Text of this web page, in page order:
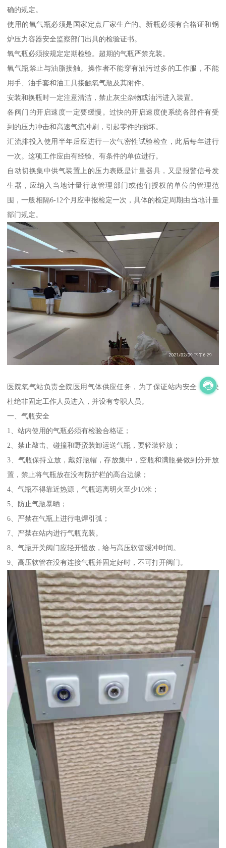
确的规定。
使用的氧气瓶必须是国家定点厂家生产的。新瓶必须有合格证和锅
炉压力容器安全监察部门出具的检验证书。
氧气瓶必须按规定定期检验。超期的气瓶严禁充装。
氧气瓶禁止与油脂接触。操作者不能穿有油污过多的工作服，不能
用手、油手套和油工具接触氧气瓶及其附件。
安装和换瓶时一定注意清洁，禁止灰尘杂物或油污进入装置。
各阀门的开启速度一定要缓慢。过快的开启速度使系统各部件有受
到的压力冲击和高速气流冲刷，引起零件的损坏。
汇流排投入使用半年后应进行一次气密性试验检查，此后每年进行
一次。这项工作应由有经验、有条件的单位进行。
自动切换集中供气装置上的压力表既是计量器具，又是报警信号发
生器，应纳入当地计量行政管理部门或他们授权的单位的管理范
围，一般相隔6-12个月应申报检定一次，具体的检定周期由当地计量
部门规定。
医院氧气站负责全院医用气体供应任务，为了保证站内安全，坚决
杜绝非固定工作人员进入，并设有专职人员。
一、气瓶安全
1、站内使用的气瓶必须有检验合格证；
2、禁止敲击、碰撞和野蛮装卸运送气瓶，要轻装轻放；
3、气瓶保持立放，戴好瓶帽，存放集中，空瓶和满瓶要做到分开放
置，禁止将气瓶放在没有防护栏的高台边缘；
4、气瓶不得靠近热源，气瓶远离明火至少10米；
5、防止气瓶暴晒；
6、严禁在气瓶上进行电焊引弧；
7、严禁在站内进行气瓶充装。
8、气瓶开关阀门应轻开慢放，给与高压软管缓冲时间。
9、高压软管在没有连接气瓶并固定好时，不可打开阀门。